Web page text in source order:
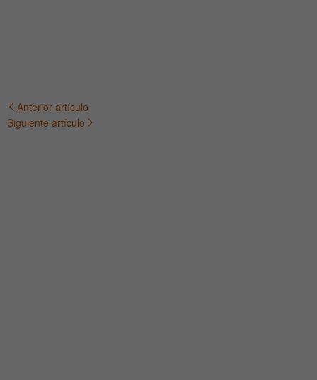
Navegación
Anterior artículo
Siguiente artículo